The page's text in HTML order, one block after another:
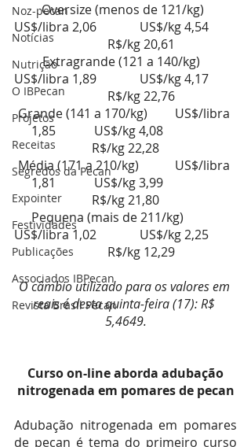
Noz-pecan
Notícias
Nutrição
O IBPecan
Projetos
Receitas
Segredos da Pecan
Expointer
Festividades
Publicações
Associados IBPecan
Revista Brasil Pecan
Oversize (menos de 121/kg)
US$/libra 2,06        	US$/kg 4,54
  	R$/kg 20,61
Extragrande (121 a 140/kg)
US$/libra 1,89        	US$/kg 4,17
  	R$/kg 22,76
Grande (141 a 170/kg)       	US$/libra
1,85        	US$/kg 4,08
R$/kg 22,28
Média (171 a 210/kg)         	US$/libra
1,81        	US$/kg 3,99
R$/kg 21,80
Pequena (mais de 211/kg)
US$/libra 1,02         	US$/kg 2,25
  	R$/kg 12,29
O câmbio utilizado para os valores em
reais é desta quinta-feira (17): R$
5,4649.
nitrogenada em pomares de pecan
Adubação nitrogenada em pomares
de pecan é tema do primeiro curso